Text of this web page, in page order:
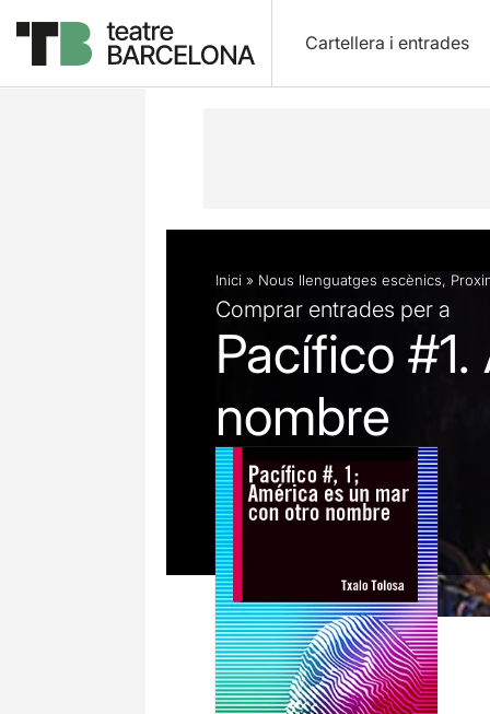
Cartellera i entrades
Descripció Fitxa artística
Inici » Nous llenguatges escènics,
Comprar entrades per a
Pacífico
nombre